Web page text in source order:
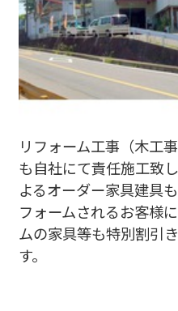
リフォーム工事（木工
も自社にて責任施工致
よるオーダー家具建具
フォームされるお客様
ムの家具等も特別割引
す。